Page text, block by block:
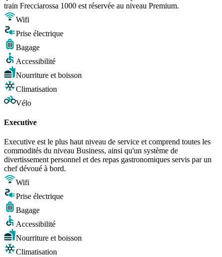
train Frecciarossa 1000 est réservée au niveau Premium.
Wifi
Prise électrique
Bagage
Accessibilité
Nourriture et boisson
Climatisation
Vélo
Executive
Executive est le plus haut niveau de service et comprend toutes les
commodités du niveau Business, ainsi qu'un système de
divertissement personnel et des repas gastronomiques servis par un
chef dévoué à bord.
Wifi
Prise électrique
Bagage
Accessibilité
Nourriture et boisson
Climatisation